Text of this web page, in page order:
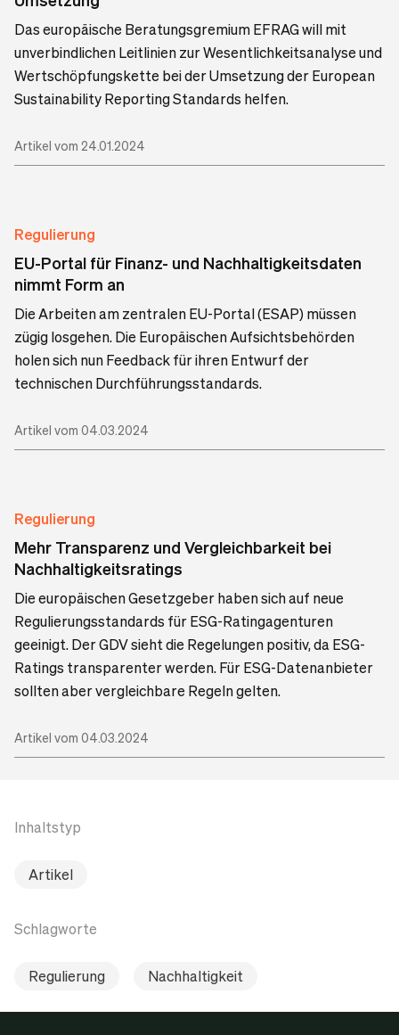
Das europäische Beratungsgremium EFRAG will mit
unverbindlichen Leitlinien zur Wesentlichkeitsanalyse und
Wertschöpfungskette bei der Umsetzung der European
Sustainability Reporting Standards helfen.
Artikel vom 24.01.2024
Regulierung
EU-Portal für Finanz- und Nachhaltigkeitsdaten
nimmt Form an
Die Arbeiten am zentralen EU-Portal (ESAP) müssen
zügig losgehen. Die Europäischen Aufsichtsbehörden
holen sich nun Feedback für ihren Entwurf der
technischen Durchführungsstandards.
Artikel vom 04.03.2024
Regulierung
Mehr Transparenz und Vergleichbarkeit bei
Nachhaltigkeitsratings
Die europäischen Gesetzgeber haben sich auf neue
Regulierungsstandards für ESG-Ratingagenturen
geeinigt. Der GDV sieht die Regelungen positiv, da ESG-
Ratings transparenter werden. Für ESG-Datenanbieter
sollten aber vergleichbare Regeln gelten.
Artikel vom 04.03.2024
Inhaltstyp
Artikel
Schlagworte
Regulierung Nachhaltigkeit